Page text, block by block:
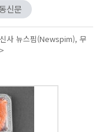
신문
사 뉴스핌(Newspim), 무